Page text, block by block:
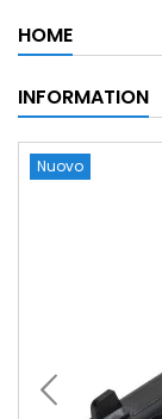
HOME
INFORMATION
Nuovo